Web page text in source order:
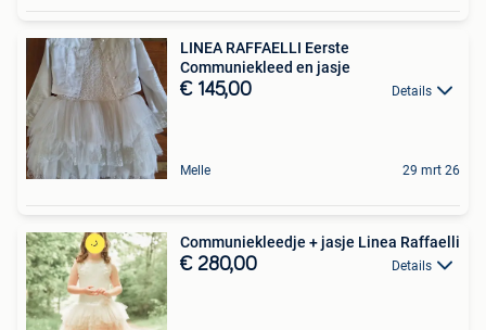
LINEA RAFFAELLI Eerste
Communiekleed en jasje
€ 145,00 Details
Melle 29 mrt 26
Communiekleedje + jasje Linea Raffaelli
€ 280,00 Details